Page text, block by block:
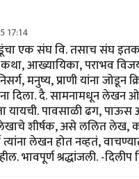
17:14
एक संघ वि. तसाच संघ
कथा, आख्यायिका, पराभव
मनुष्य, प्राणी यांना
दिला. दै. सामनामधून
यायची. पावसाळी ढग,
शीर्षक, असे ललित
त्यांना लेखन होत नव्हतं,
भावपूर्ण श्रद्धांजली. -दिलीप